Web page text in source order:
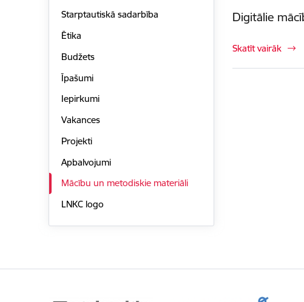
Starptautiskā sadarbība
Ētika
Budžets
Īpašumi
Iepirkumi
Vakances
Projekti
Apbalvojumi
Mācību un metodiskie materiāli
LNKC logo
Digitālie
Skatīt vairāk